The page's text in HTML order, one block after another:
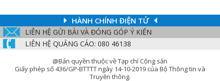
HÀNH CHÍNH ĐIỆN TỬ
LIÊN HỆ GỬI BÀI VÀ ĐÓNG GÓP Ý KIẾN
LIÊN HỆ QUẢNG CÁO: 080 46138
@Bản quyền thuộc về Tạp chí Cộng sản
Giấy phép số 436/GP-BTTTT ngày 14-10-2019 của Bộ Thông tin và
Truyền thông.